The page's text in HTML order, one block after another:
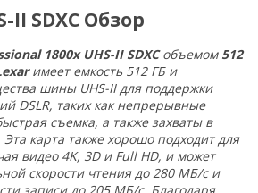
II SDXC Обзор
1800x UHS-II SDXCобъемом 512
имеет емкость 512 ГБ и
шины UHS-II для поддержки
DSLR, таких как непрерывные
съемка, а также захваты в
Эта карта также хорошо подходит для
видео 4K, 3D и Full HD, и может
скорости чтения до 280 МБ/с и